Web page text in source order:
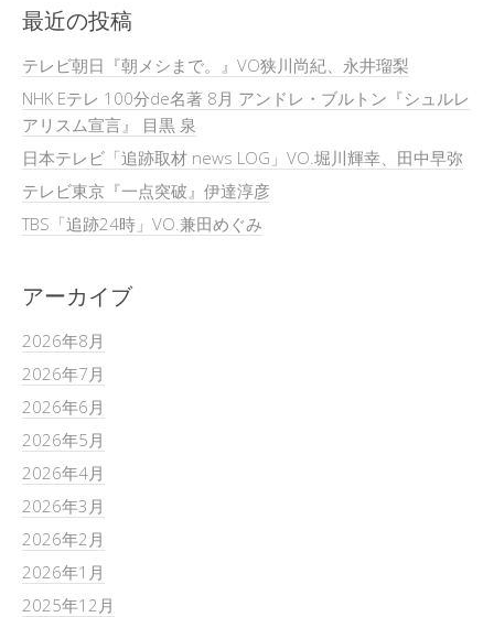
最近の投稿
テレビ朝日『朝メシまで。』VO狭川尚紀、永井瑠梨
NHK Eテレ 100分de名著 8月 アンドレ・ブルトン『シュルレ
アリスム宣言』 目黒 泉
日本テレビ「追跡取材 news LOG」VO.堀川輝幸、田中早弥
テレビ東京『一点突破』伊達淳彦
TBS「追跡24時」VO.兼田めぐみ
アーカイブ
2026年8月
2026年7月
2026年6月
2026年5月
2026年4月
2026年3月
2026年2月
2026年1月
2025年12月